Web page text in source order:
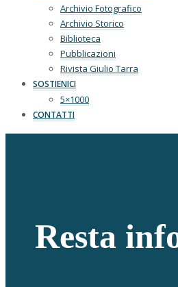
Archivio Fotografico
Archivio Storico
Biblioteca
Pubblicazioni
Rivista Giulio Tarra
SOSTIENICI
5×1000
CONTATTI
Resta